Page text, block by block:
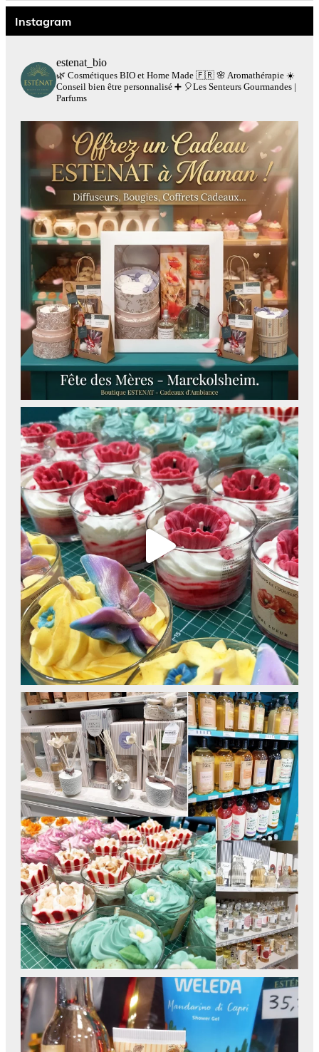
Instagram
estenat_bio
🌿 Cosmétiques BIO et Home Made 🇫🇷🌸 Aromathérapie☀️
Conseil bien être personnalisé➕🎈Les Senteurs Gourmandes |
Parfums